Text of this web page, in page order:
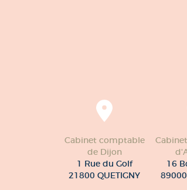
Cabinet comptable
de Dijon
1 Rue du Golf
21800 QUETIGNY
16